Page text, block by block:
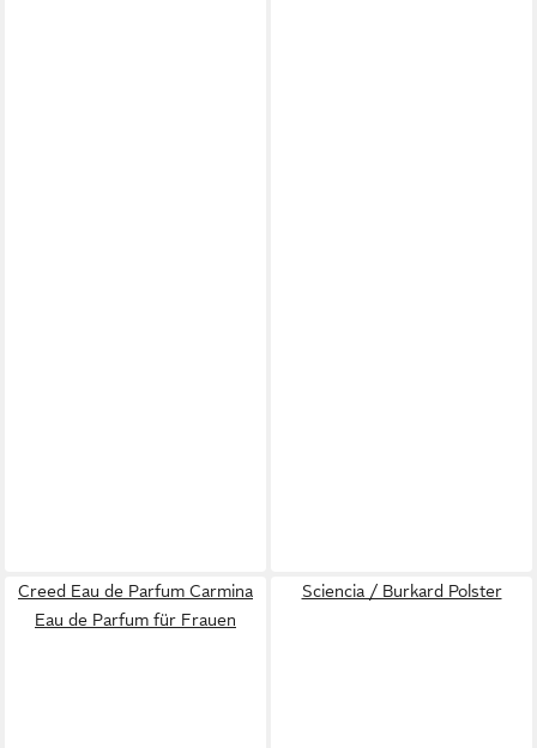
Creed Eau de Parfum Carmina
Eau de Parfum für Frauen
Sciencia / Burkard Polster